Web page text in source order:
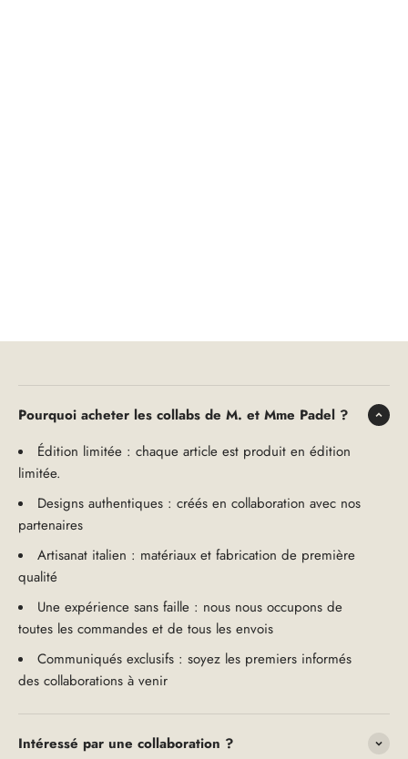
Pourquoi acheter les collabs de M. et Mme Padel ?
Édition limitée : chaque article est produit en édition
limitée.
Designs authentiques : créés en collaboration avec nos
partenaires
Artisanat italien : matériaux et fabrication de première
qualité
Une expérience sans faille : nous nous occupons de
toutes les commandes et de tous les envois
Communiqués exclusifs : soyez les premiers informés
des collaborations à venir
Intéressé par une collaboration ?